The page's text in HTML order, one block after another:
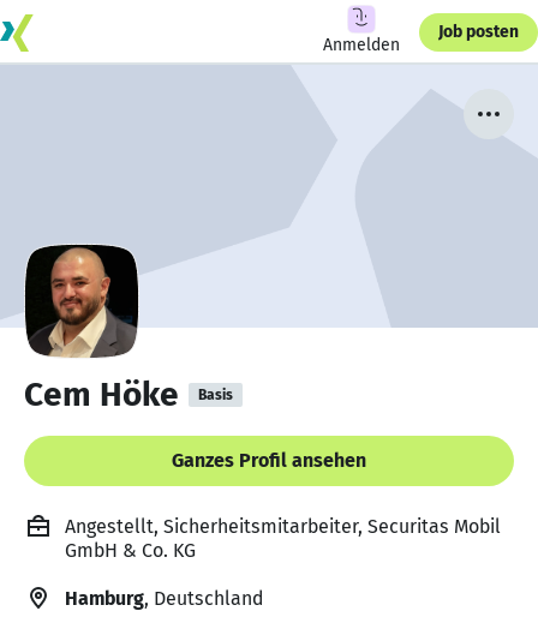
Anmelden
Job posten
Cem Höke Basis
Ganzes Profil ansehen
Angestellt, Sicherheitsmitarbeiter, Securitas Mobil
GmbH & Co. KG
Hamburg, Deutschland